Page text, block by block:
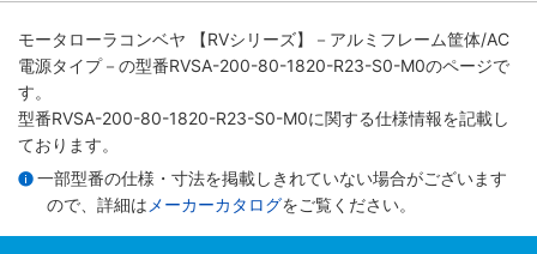
モータローラコンベヤ 【RVシリーズ】－アルミフレーム筐体/AC
電源タイプ－ の型番RVSA-200-80-1820-R23-S0-M0のページで
す。
型番RVSA-200-80-1820-R23-S0-M0に関する仕様情報を記載し
ております。
一部型番の仕様・寸法を掲載しきれていない場合がございます
ので、詳細は メーカーカタログをご覧ください。